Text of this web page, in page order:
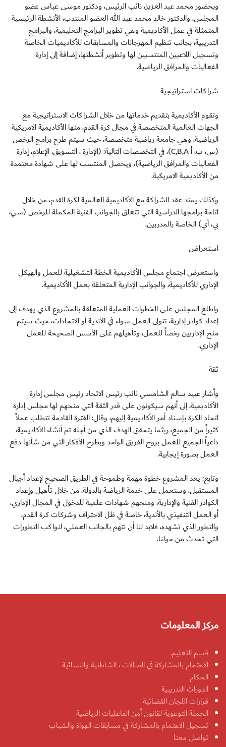
وبحضور محمد عبد العزيز، نائب الرئيس، ودكتور موسى عباس عضو
المجلس، والدكتور خالد محمد عبد الله العضو المنتدب، الأنشطة الرئيسية
المتمثلة في عمل الأكاديمية وهي تطوير البرامج التعليمية، والبرامج
التدريبية، بجانب تنظيم المهرجانات والمسابقات للأكاديميات الخاصة
وتسجيل اللاعبين المنتسبين لها وتطوير أنشطتها، إضافة إلى إدارة
الفعاليات والمرافق الرياضية.
شراكات استراتيجية
وتقوم الأكاديمية بتقديم خدماتها من خلال الشراكات الاستراتيجية مع
الجهات العالمية المتخصصة في مجال كرة القدم، منها الأكاديمية الامريكية
الرياضية، وهي جامعة رياضية متخصصة، حيث سيتم طرح برامج الرخص
(س، ب، أ C,B,A)، في التخصصات التالية: (الإدارة ، التسويق، الإعلام، إدارة
الفعاليات والمرافق الرياضية)، ويحصل المنتسب لها على شهادة معتمدة
من الأكاديمية الامريكية.
وكذلك يمتد عقد الشراكة مع الأكاديمية العالمية لكرة القدم، من خلال
اتاحة برامجها الدراسية التي تتعلق بالجوانب الفنية المكملة للرخص (سي،
بي، أي) الخاصة بالمدربين.
استعراض
واستعرض اجتماع مجلس الأكاديمية الخطة التشغيلية للعمل والهيكل
الإداري للأكاديمية، والجوانب الإدارية المتعلقة بعمل الأكاديمية.
واطلع المجلس على الخطوات العملية المتعلقة بالمشروع الذي يهدف إلى
إعداد كوادر إدارية، تتولى العمل سواء في الأندية أو الاتحادات، حيث سيتم
منح الإداريين رخصاً للعمل، وتأهيلهم على الأسس الصحيحة للعمل
الإداري.
ثقة
وأشار عبيد سالم الشامسي نائب رئيس الاتحاد رئيس مجلس إدارة
الأكاديمية، إلى أنهم سيكونون على قدر الثقة التي منحهم لها مجلس إدارة
اتحاد الكرة بإسناد أمر الأكاديمية إليهم، وقال: الفترة القادمة تتطلب عملاً
كثيراً من الجميع، ريثما يتحقق الهدف الذي من أجله تم أنشاء الأكاديمية،
داعياً الجميع للعمل بروح الفريق الواحد وبطرح الأفكار التي من شأنها دفع
العمل بصورة إيجابية.
وتابع: يعد المشروع خطوة مهمة وطموحة في الطريق الصحيح لإعداد أجيال
المستقبل، وستعمل على خدمة الرياضة بالدولة، من خلال تأهيل وإعداد
الكوادر الفنية والإدارية، ومنحهم شهادات علمية للدخول في المجال الإداري،
أو العمل التنفيذي بالأندية، خاصة في ظل الاحتراف وشركات كرة القدم،
والتطور الذي تشهده، فلابد لنا أن نتهم بالجانب العملي، لنواكب التطورات
التي تحدث من حولنا.
مركز المعلومات
قسم التعليم.
الاهتمام بالمشاركة في الصالات ، الشاطئية والنسائية
الحكام
الدورات التدريبية
قرارات اللجان القضائية
الحملة التوعوية لقانون أمن الفاعليات الرياضية
تسجيل الاهتمام بالمشاركة في مسابقات الهواة والشباب
تواصل معنا